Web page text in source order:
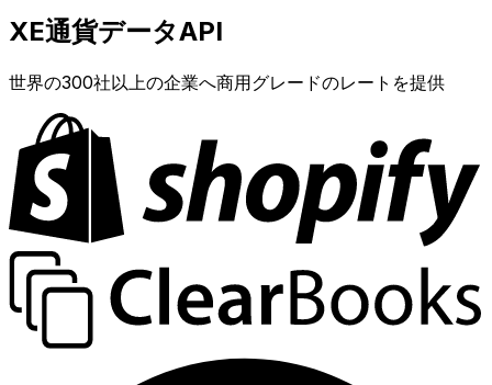
XE通貨データAPI
世界の300社以上の企業へ商用グレードのレートを提供